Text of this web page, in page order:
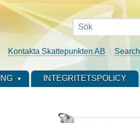
Sök
Kontakta Skattepunkten AB Search
INTEGRITETSPOLICY